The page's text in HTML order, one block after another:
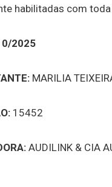
habilitadas com
2025
MARILIA
15452
AUDILINK & CIA